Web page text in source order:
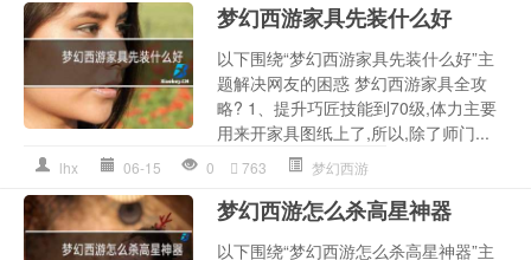
梦幻西游家具先装什么好
以下围绕“梦幻西游家具先装什么好”主
题解决网友的困惑 梦幻西游家具全攻
略? 1、提升巧匠技能到70级,体力主要
用来开家具图纸上了,所以,除了师门...
lhx 06-15 0 763 梦幻西游
梦幻西游怎么杀高星神器
以下围绕“梦幻西游怎么杀高星神器”主